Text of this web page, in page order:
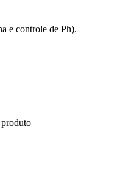
e controle de Ph).